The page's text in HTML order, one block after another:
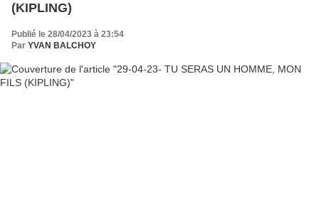
(KIPLING)
Publié le 28/04/2023 à 23:54
Par YVAN BALCHOY